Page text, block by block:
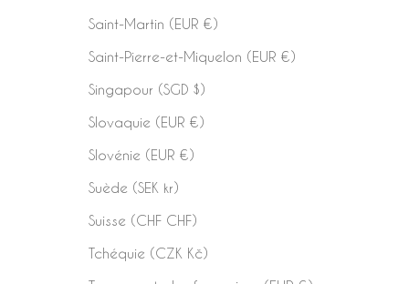
Saint-Martin (EUR €)
Saint-Pierre-et-Miquelon (EUR €)
Singapour (SGD $)
Slovaquie (EUR €)
Slovénie (EUR €)
Suède (SEK kr)
Suisse (CHF CHF)
Tchéquie (CZK Kč)